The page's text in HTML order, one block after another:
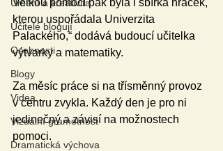
Umění a kreativita
Učitelé blogují
Osobnosti
Blogy
Videa
Vizuální gramotnost
Dramatická výchova
Velkou pomocí pak byla i sbírka hraček,
kterou uspořádala Univerzita
Palackého,“ dodává budoucí učitelka
výtvarky a matematiky.
Za měsíc práce si na třísměnný provoz
v centru zvykla. Každý den je pro ni
jedinečný a závisí na možnostech
pomoci.